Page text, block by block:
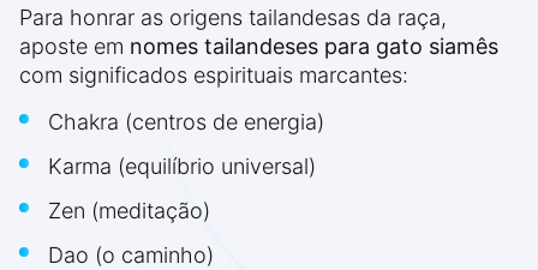
Para honrar as origens tailandesas da raça,
aposte em nomes tailandeses para gato siamês
com significados espirituais marcantes:
Chakra (centros de energia)
Karma (equilíbrio universal)
Zen (meditação)
Dao (o caminho)